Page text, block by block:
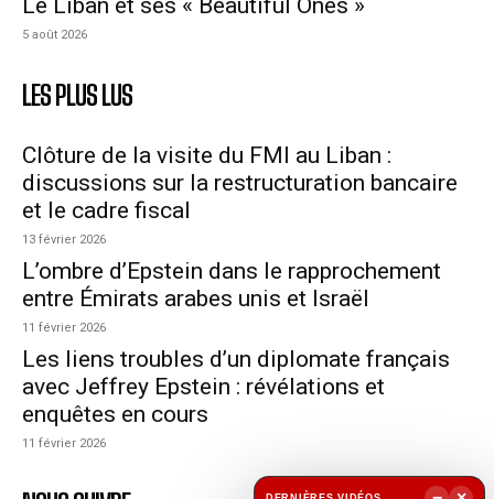
Le Liban et ses « Beautiful Ones »
5 août 2026
LES PLUS LUS
Clôture de la visite du FMI au Liban :
discussions sur la restructuration bancaire
et le cadre fiscal
13 février 2026
L’ombre d’Epstein dans le rapprochement
entre Émirats arabes unis et Israël
11 février 2026
Les liens troubles d’un diplomate français
avec Jeffrey Epstein : révélations et
enquêtes en cours
11 février 2026